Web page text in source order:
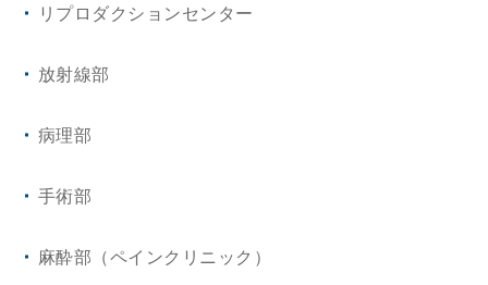
リプロダクションセンター
放射線部
病理部
手術部
麻酔部（ペインクリニック）